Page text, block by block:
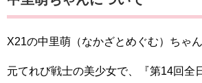
X21の中里萌（なかざとめぐむ）ちゃん
元てれび戦士の美少女で、『第14回全